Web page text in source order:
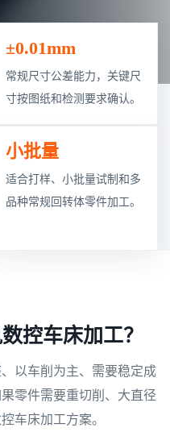
±0.01mm
常规尺寸公差能力，关键尺
寸按图纸和检测要求确认。
小批量
适合打样、小批量试制和多
品种常规回转体零件加工。
控车床加工？
以车削为主、需要稳定成
零件需要重切削、大直径
车床加工方案。